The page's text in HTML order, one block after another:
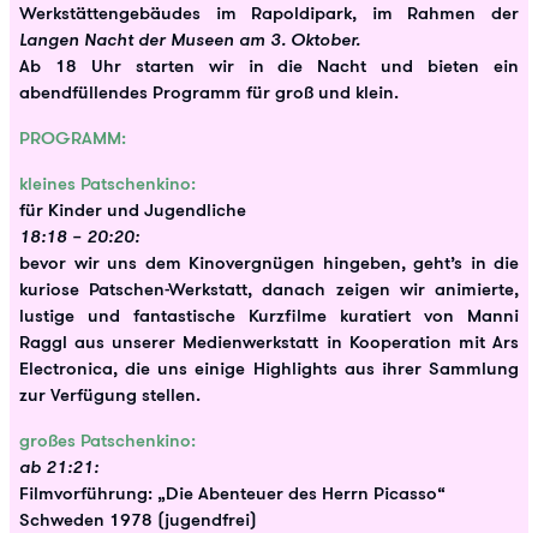
Werkstättengebäudes im Rapoldipark, im Rahmen der
Langen Nacht der Museen am 3. Oktober.
Ab 18 Uhr starten wir in die Nacht und bieten ein
abendfüllendes Programm für groß und klein.
PROGRAMM:
kleines Patschenkino:
für Kinder und Jugendliche
18:18 – 20:20:
bevor wir uns dem Kinovergnügen hingeben, geht’s in die
kuriose Patschen-Werkstatt, danach zeigen wir animierte,
lustige und fantastische Kurzfilme kuratiert von Manni
Raggl aus unserer Medienwerkstatt in Kooperation mit Ars
Electronica, die uns einige Highlights aus ihrer Sammlung
zur Verfügung stellen.
großes Patschenkino:
ab 21:21:
Filmvorführung: „Die Abenteuer des Herrn Picasso“
Schweden 1978 (jugendfrei)